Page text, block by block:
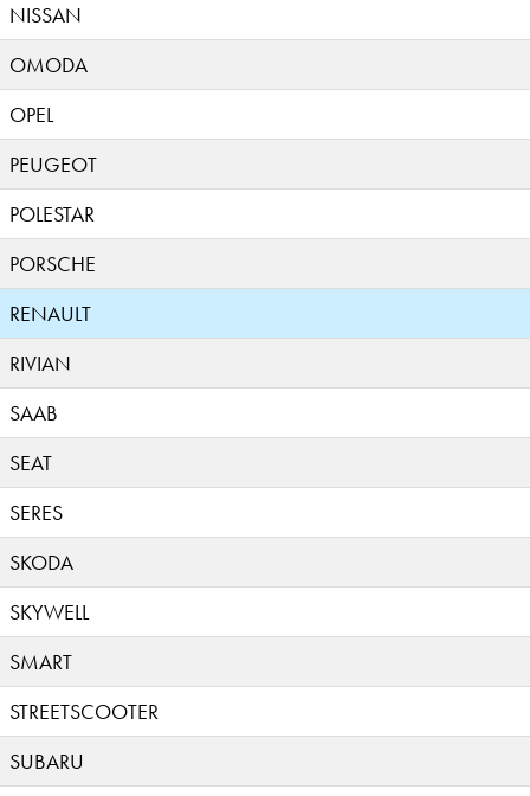
NISSAN
OMODA
OPEL
PEUGEOT
POLESTAR
PORSCHE
RENAULT
RIVIAN
SAAB
SEAT
SERES
SKODA
SKYWELL
SMART
STREETSCOOTER
SUBARU